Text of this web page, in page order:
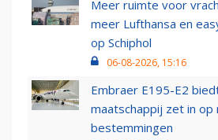
Meer ruimte voor
meer Lufthansa en
op Schiphol
06-08-2026, 15:16
Embraer E195-E2
maatschappij zet in op
bestemmingen